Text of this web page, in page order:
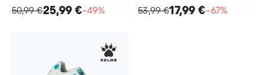
50,99 €25,99 €−49%
53,99 €17,99 €−67%